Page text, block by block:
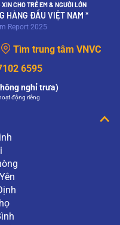
CHO TRẺ EM & NGƯỜI LỚN
HÀNG ĐẦU VIỆT NAM *
Report 2025
Tìm trung tâm VNVC
6595
nghỉ trưa)
động riêng